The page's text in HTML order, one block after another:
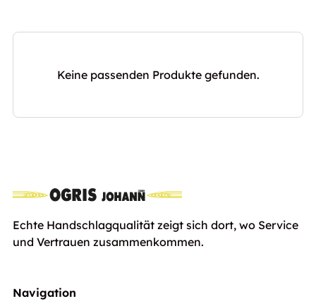
Keine passenden Produkte gefunden.
Echte Handschlagqualität zeigt sich dort, wo Service
und Vertrauen zusammenkommen.
Navigation